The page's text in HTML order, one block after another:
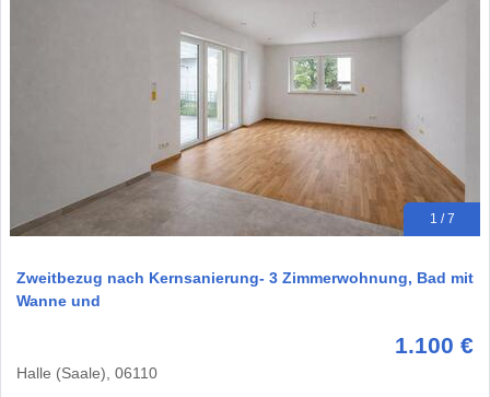
1 / 7
Zweitbezug nach Kernsanierung- 3 Zimmerwohnung, Bad mit
Wanne und
1.100 €
Halle (Saale), 06110